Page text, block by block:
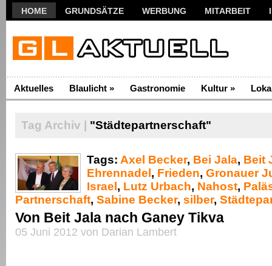
HOME GRUNDSÄTZE WERBUNG MITARBEIT
Aktuelles Blaulicht » Gastronomie Kultur »
Tag Archiv | "Städtepartnerschaft"
Tags: Axel Becker, Bei Jala, Beit
Ehrennadel , Frieden, Gronauer
Israel , Lutz Urbach, Nahost,
Partnerschaft, Sabine Becker, silber,
Von Beit Jala nach Ganey Tikva
05 Juni 2012 von Darian Lambert